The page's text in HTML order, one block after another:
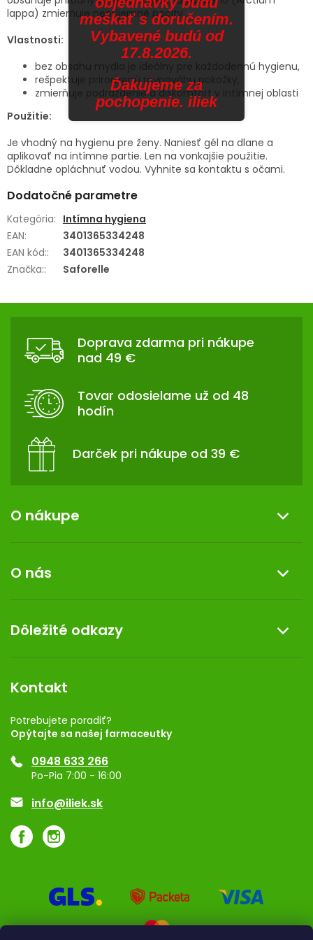
lappa) zmierňuje nepríjemné pocity.
Vlastnosti:
bez obsahu mydla je ideálny pre každodennú hygienu,
rešpektuje prirodzenú rovnováhu pokožky,
zmierňuje podráždenie a diskomfort v intímnej oblasti
Použitie:
Je vhodný na hygienu pre ženy. Naniesť gél na dlane a
aplikovať na intímne partie. Len na vonkajšie použitie.
Dôkladne opláchnuť vodou. Vyhnite sa kontaktu s očami.
Dodatočné parametre
Kategória: Intímna hygiena
EAN:
3401365334248
EAN kód::
3401365334248
Značka:: Saforelle
Z
Doprava zdarma pri nákupe
nad 49 €
Tovar odosielame už od 48
hodín
Darček pri nákupe od 39 €
O nákupe
Reklamácia a vrátenie tovaru
Doprava a platba
Darček k nákupu
O nás
Kontakt
Dermocentrum
Dôležité odkazy
Rozhodnutie na prevádzku
Registrácia
Ponuka pre firmy
Značky
Kontakt
Potrebujete poradiť?
Opýtajte sa našej farmaceutky
0948 633 266
Po-Pia 7:00 - 16:00
info@iliek.sk
meškať s doručením.
Vybavené budú od
17.8.2026.
Ďakujeme za
pochopenie. iliek